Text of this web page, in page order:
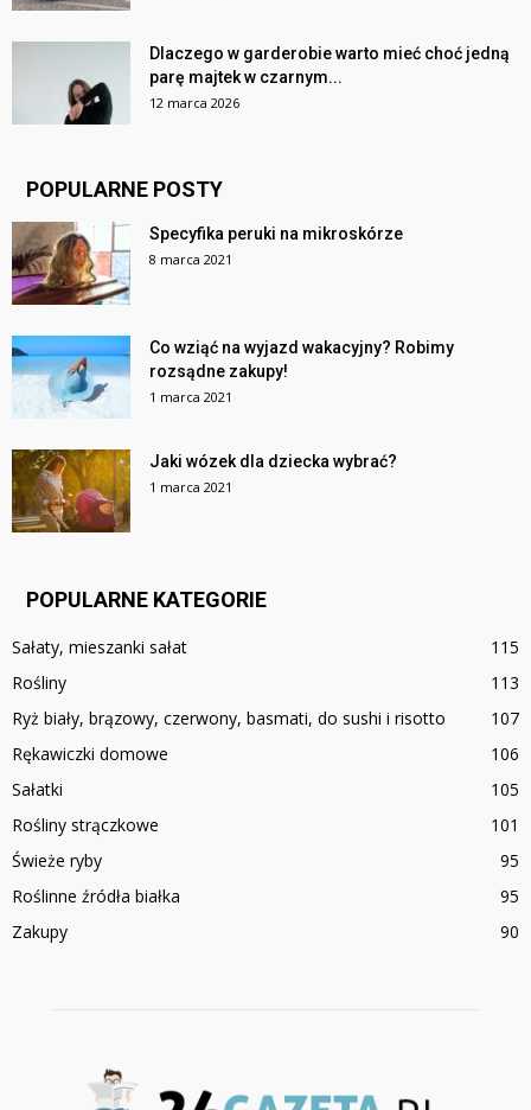
Dlaczego w garderobie warto mieć choć jedną
parę majtek w czarnym...
12 marca 2026
POPULARNE POSTY
Specyfika peruki na mikroskórze
8 marca 2021
Co wziąć na wyjazd wakacyjny? Robimy
rozsądne zakupy!
1 marca 2021
Jaki wózek dla dziecka wybrać?
1 marca 2021
POPULARNE KATEGORIE
Sałaty, mieszanki sałat
115
Rośliny
113
Ryż biały, brązowy, czerwony, basmati, do sushi i risotto
107
Rękawiczki domowe
106
Sałatki
105
Rośliny strączkowe
101
Świeże ryby
95
Roślinne źródła białka
95
Zakupy
90